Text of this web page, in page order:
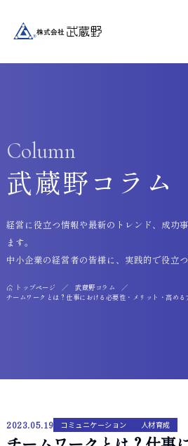
Column
武蔵野コラム
トップページ
武蔵野コラム
チームワークとは？仕事における必要性・メリット・高める
経営に役立つ情報や最新のトレンド、成功
ます。
中小企業の経営者の皆様に、実践的で役立
2023.05.19 コミュニケーション 人材育成